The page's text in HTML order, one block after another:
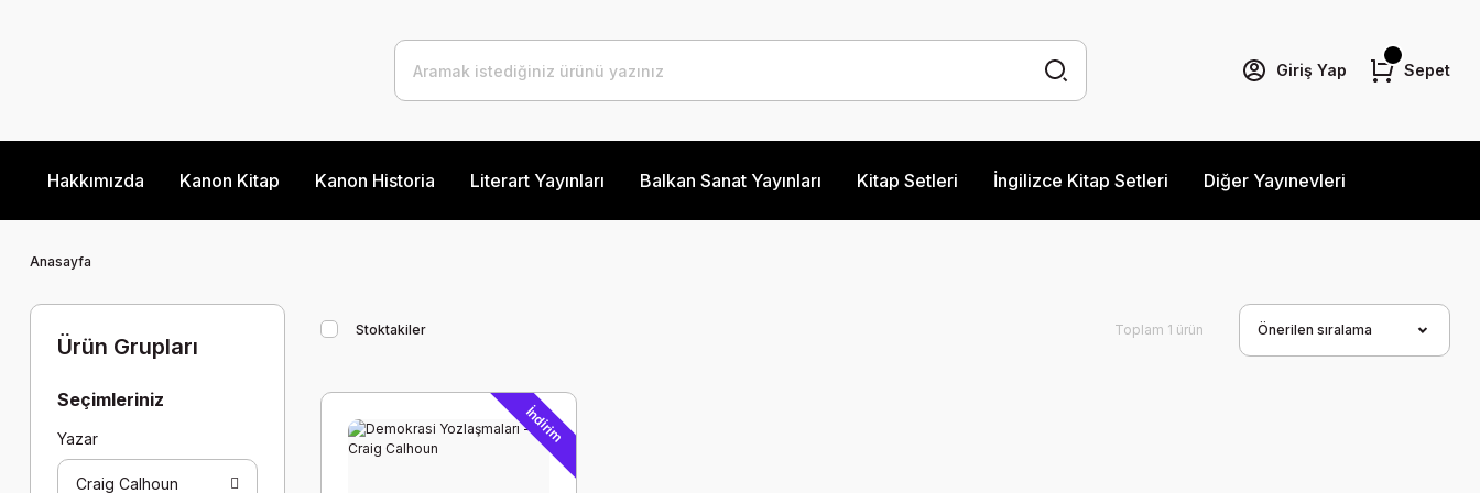
Giriş Yap Sepet
Hakkımızda Kanon Kitap Kanon Historia Literart Yayınları Balkan Sanat Yayınları Kitap Setleri İngilizce Kitap Setleri Diğer Yayınevleri
Anasayfa
Ürün Grupları
Seçimleriniz
Yazar
Craig Calhoun
Stoktakiler Toplam 1 ürün
İndirim